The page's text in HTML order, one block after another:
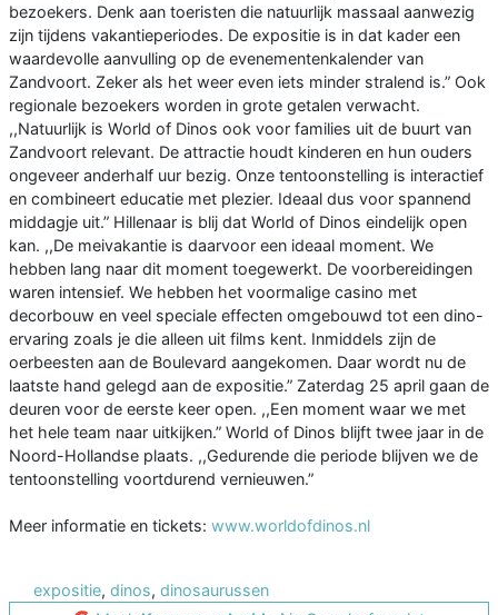
bezoekers. Denk aan toeristen die natuurlijk massaal aanwezig
zijn tijdens vakantieperiodes. De expositie is in dat kader een
waardevolle aanvulling op de evenementenkalender van
Zandvoort. Zeker als het weer even iets minder stralend is.” Ook
regionale bezoekers worden in grote getalen verwacht.
,,Natuurlijk is World of Dinos ook voor families uit de buurt van
Zandvoort relevant. De attractie houdt kinderen en hun ouders
ongeveer anderhalf uur bezig. Onze tentoonstelling is interactief
en combineert educatie met plezier. Ideaal dus voor spannend
middagje uit.” Hillenaar is blij dat World of Dinos eindelijk open
kan. ,,De meivakantie is daarvoor een ideaal moment. We
hebben lang naar dit moment toegewerkt. De voorbereidingen
waren intensief. We hebben het voormalige casino met
decorbouw en veel speciale effecten omgebouwd tot een dino-
ervaring zoals je die alleen uit films kent. Inmiddels zijn de
oerbeesten aan de Boulevard aangekomen. Daar wordt nu de
laatste hand gelegd aan de expositie.” Zaterdag 25 april gaan de
deuren voor de eerste keer open. ,,Een moment waar we met
het hele team naar uitkijken.” World of Dinos blijft twee jaar in de
Noord-Hollandse plaats. ,,Gedurende die periode blijven we de
tentoonstelling voortdurend vernieuwen.”
Meer informatie en tickets: www.worldofdinos.nl
expositie, dinos, dinosaurussen